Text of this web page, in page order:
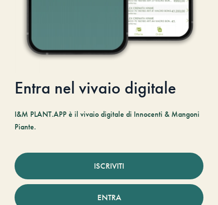
Entra nel vivaio digitale
I&M PLANT.APP è il vivaio digitale di Innocenti & Mangoni
Piante.
ISCRIVITI
ENTRA